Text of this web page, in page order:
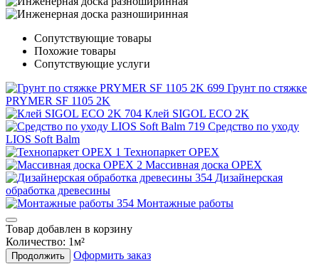
Сопутствующие товары
Похожие товары
Сопутствующие услуги
Грунт по стяжке
PRYMER SF 1105 2K
Клей SIGOL ECO 2K
Средство по уходу
LIOS Soft Balm
Технопаркет ОРЕХ
Массивная доска ОРЕХ
Дизайнерская
обработка древесины
Монтажные работы
Товар добавлен в корзину
Количество: 1м²
Продолжить Оформить заказ